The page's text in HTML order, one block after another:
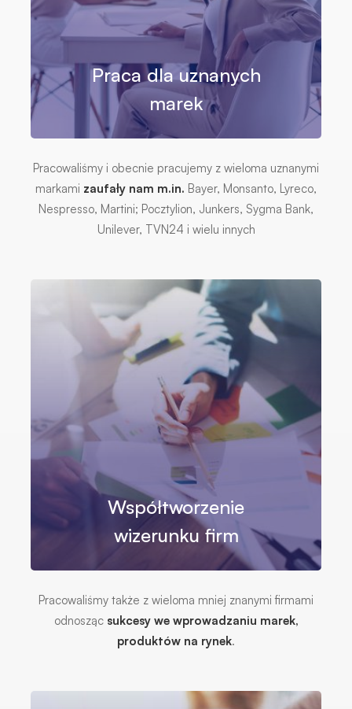
Praca dla uznanych
marek
Pracowaliśmy i obecnie pracujemy z wieloma uznanymi
markami zaufały nam m.in. Bayer, Monsanto, Lyreco,
Nespresso, Martini; Pocztylion, Junkers, Sygma Bank,
Unilever, TVN24 i wielu innych
Współtworzenie
wizerunku firm
Pracowaliśmy także z wieloma mniej znanymi firmami
odnosząc sukcesy we wprowadzaniu marek,
produktów na rynek.